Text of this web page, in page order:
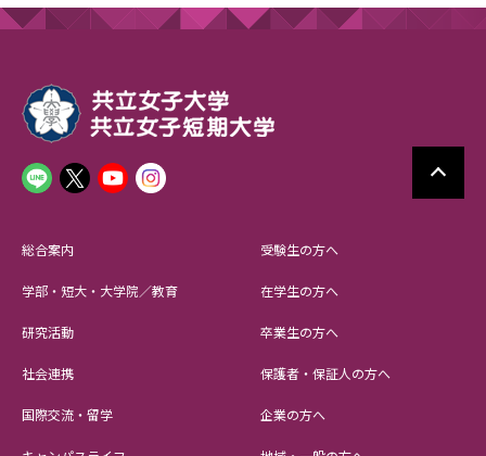
総合案内
学部・短大・大学院／教育
研究活動
社会連携
国際交流・留学
受験生の方へ
在学生の方へ
卒業生の方へ
保護者・保証人の方へ
企業の方へ